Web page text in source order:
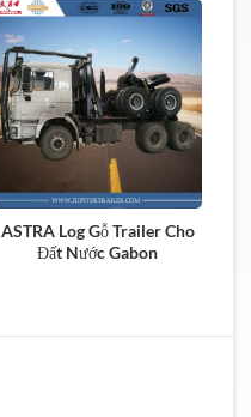
ASTRA Log Gỗ Trailer Cho
Đất Nước Gabon